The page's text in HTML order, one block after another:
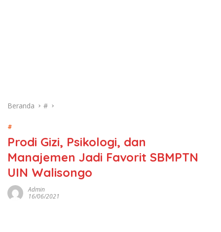
Beranda #
#
Prodi Gizi, Psikologi, dan
Manajemen Jadi Favorit SBMPTN
UIN Walisongo
Admin
16/06/2021